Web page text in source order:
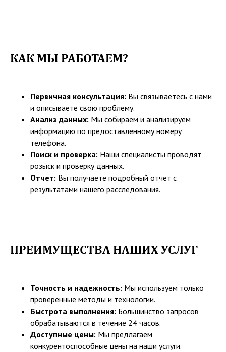
КАК МЫ РАБОТАЕМ?
Первичная консультация: Вы связываетесь с нами
и описываете свою проблему.
Анализ данных: Мы собираем и анализируем
информацию по предоставленному номеру
телефона.
Поиск и проверка: Наши специалисты проводят
розыск и проверку данных.
Отчет: Вы получаете подробный отчет с
результатами нашего расследования.
ПРЕИМУЩЕСТВА НАШИХ УСЛУГ
Точность и надежность: Мы используем только
проверенные методы и технологии.
Быстрота выполнения: Большинство запросов
обрабатываются в течение 24 часов.
Доступные цены: Мы предлагаем
конкурентоспособные цены на наши услуги.
Вы можете задать вопрос или